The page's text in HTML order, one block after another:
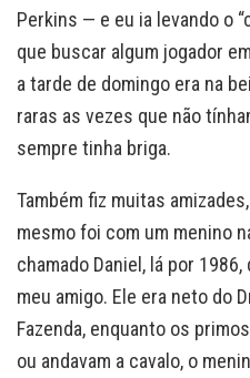
Perkins — e eu ia levando o
que buscar algum jogador
a tarde de domingo era na
raras as vezes que não
sempre tinha briga.
Também fiz muitas
mesmo foi com um menino
chamado Daniel, lá por
meu amigo. Ele era neto do
Fazenda, enquanto os
ou andavam a cavalo, o